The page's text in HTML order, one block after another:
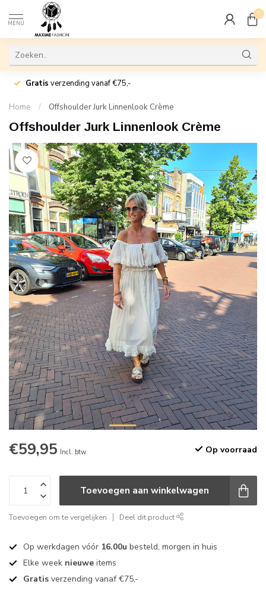
MENU
0
Gratis verzending vanaf €75,-
Home / Offshoulder Jurk Linnenlook Crème
Offshoulder Jurk Linnenlook Crème
€59,95 Incl. btw Op voorraad
Toevoegen aan winkelwagen
Toevoegen om te vergelijken Deel dit product
Op werkdagen vóór 16.00u besteld, morgen in huis
Elke week nieuwe items
Gratis verzending vanaf €75,-